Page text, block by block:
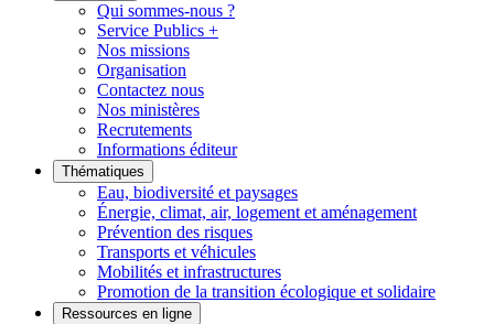
Qui sommes-nous ?
Service Publics +
Nos missions
Organisation
Contactez nous
Nos ministères
Recrutements
Informations éditeur
Thématiques
Eau, biodiversité et paysages
Énergie, climat, air, logement et aménagement
Prévention des risques
Transports et véhicules
Mobilités et infrastructures
Promotion de la transition écologique et solidaire
Ressources en ligne